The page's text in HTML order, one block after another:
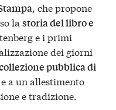
, che propone
la storia del libro e
e i primi
dei giorni
pubblica di
e a un allestimento
e tradizione.